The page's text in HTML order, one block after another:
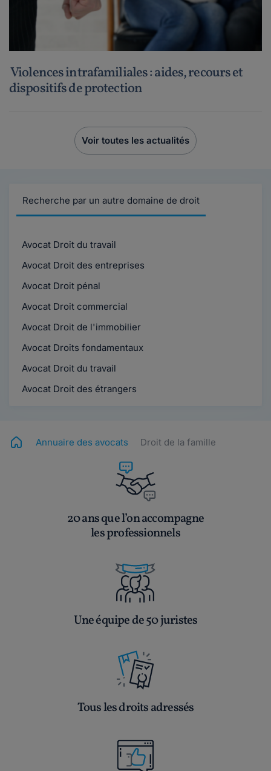
Violences intrafamiliales : aides, recours et
dispositifs de protection
Voir toutes les actualités
Recherche par un autre domaine de droit
Avocat Droit du travail
Avocat Droit des entreprises
Avocat Droit pénal
Avocat Droit commercial
Avocat Droit de l'immobilier
Avocat Droits fondamentaux
Avocat Droit du travail
Avocat Droit des étrangers
Annuaire des avocats Droit de la famille
20 ans que l’on accompagne
les professionnels
Une équipe de 50 juristes
Tous les droits adressés